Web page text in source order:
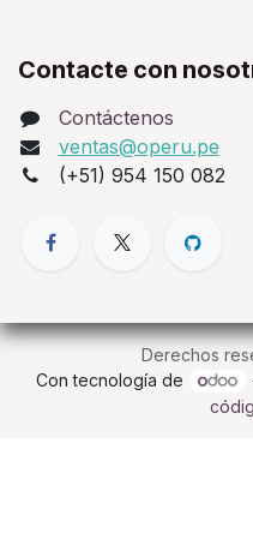
Contacte con
Contáctenos
ventas@operu.pe
(+51) 954 150 082
Derechos
Con tecnología de